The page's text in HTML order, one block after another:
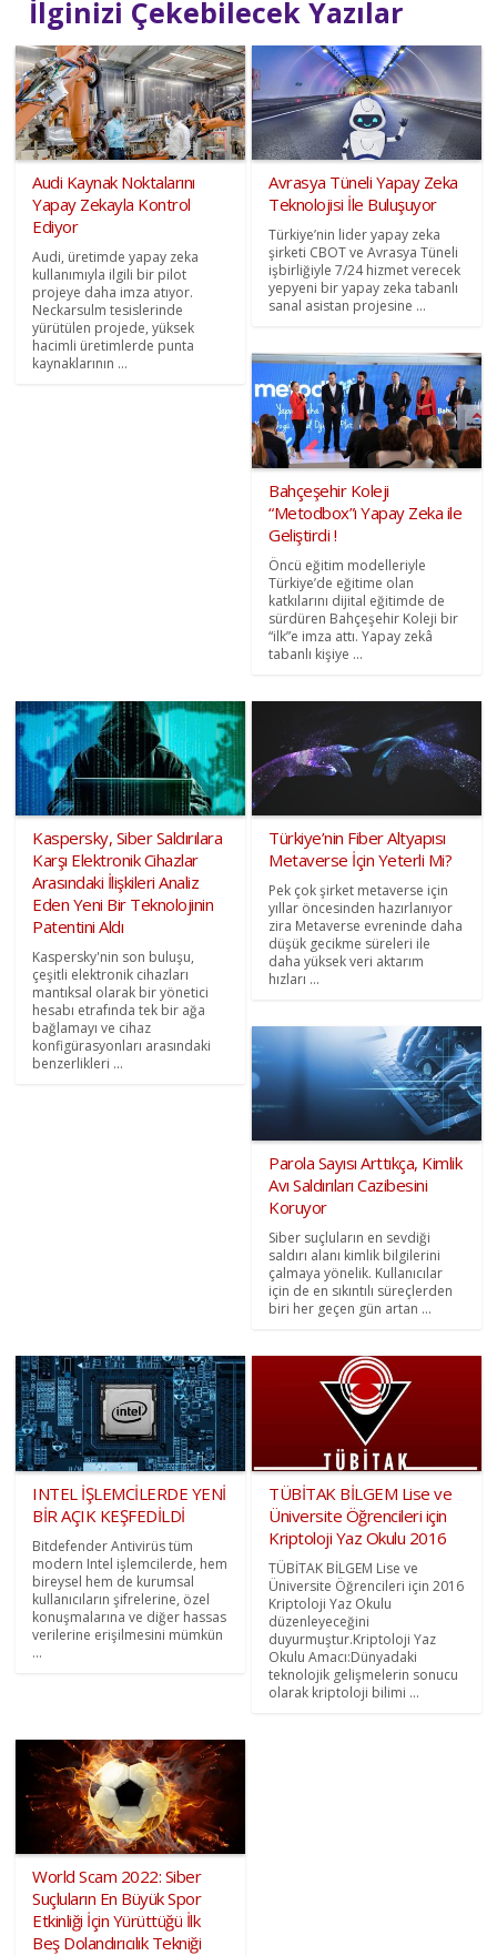
İlginizi Çekebilecek Yazılar
Audi Kaynak Noktalarını
Yapay Zekayla Kontrol
Ediyor
Audi, üretimde yapay zeka
kullanımıyla ilgili bir pilot
projeye daha imza atıyor.
Neckarsulm tesislerinde
yürütülen projede, yüksek
hacimli üretimlerde punta
kaynaklarının ...
Avrasya Tüneli Yapay Zeka
Teknolojisi İle Buluşuyor
Türkiye’nin lider yapay zeka
şirketi CBOT ve Avrasya Tüneli
işbirliğiyle 7/24 hizmet verecek
yepyeni bir yapay zeka tabanlı
sanal asistan projesine ...
Bahçeşehir Koleji
“Metodbox”ı Yapay Zeka ile
Geliştirdi !
Öncü eğitim modelleriyle
Türkiye’de eğitime olan
katkılarını dijital eğitimde de
sürdüren Bahçeşehir Koleji bir
“ilk”e imza attı. Yapay zekâ
tabanlı kişiye ...
Kaspersky, Siber Saldırılara
Karşı Elektronik Cihazlar
Arasındaki İlişkileri Analiz
Eden Yeni Bir Teknolojinin
Patentini Aldı
Kaspersky'nin son buluşu,
çeşitli elektronik cihazları
mantıksal olarak bir yönetici
hesabı etrafında tek bir ağa
bağlamayı ve cihaz
konfigürasyonları arasındaki
benzerlikleri ...
Türkiye’nin Fiber Altyapısı
Metaverse İçin Yeterli Mi?
Pek çok şirket metaverse için
yıllar öncesinden hazırlanıyor
zira Metaverse evreninde daha
düşük gecikme süreleri ile
daha yüksek veri aktarım
hızları ...
Parola Sayısı Arttıkça, Kimlik
Avı Saldırıları Cazibesini
Koruyor
Siber suçluların en sevdiği
saldırı alanı kimlik bilgilerini
çalmaya yönelik. Kullanıcılar
için de en sıkıntılı süreçlerden
biri her geçen gün artan ...
INTEL İŞLEMCİLERDE YENİ
BİR AÇIK KEŞFEDİLDİ
Bitdefender Antivirüs tüm
modern Intel işlemcilerde, hem
bireysel hem de kurumsal
kullanıcıların şifrelerine, özel
konuşmalarına ve diğer hassas
verilerine erişilmesini mümkün
...
TÜBİTAK BİLGEM Lise ve
Üniversite Öğrencileri için
Kriptoloji Yaz Okulu 2016
TÜBİTAK BİLGEM Lise ve
Üniversite Öğrencileri için 2016
Kriptoloji Yaz Okulu
düzenleyeceğini
duyurmuştur.Kriptoloji Yaz
Okulu Amacı:Dünyadaki
teknolojik gelişmelerin sonucu
olarak kriptoloji bilimi ...
World Scam 2022: Siber
Suçluların En Büyük Spor
Etkinliği İçin Yürüttüğü İlk
Beş Dolandırıcılık Tekniği